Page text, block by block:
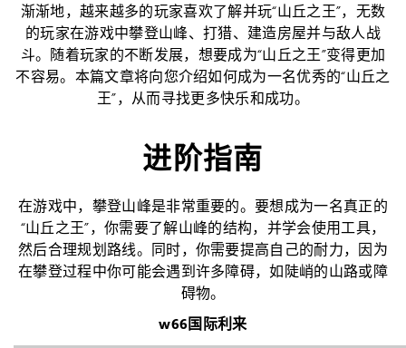
渐渐地，越来越多的玩家喜欢了解并玩“山丘之王”，无数
的玩家在游戏中攀登山峰、打猎、建造房屋并与敌人战
斗。随着玩家的不断发展，想要成为“山丘之王”变得更加
不容易。本篇文章将向您介绍如何成为一名优秀的“山丘之
王”，从而寻找更多快乐和成功。
进阶指南
在游戏中，攀登山峰是非常重要的。要想成为一名真正的
“山丘之王”，你需要了解山峰的结构，并学会使用工具，
然后合理规划路线。同时，你需要提高自己的耐力，因为
在攀登过程中你可能会遇到许多障碍，如陡峭的山路或障
碍物。
w66国际利来